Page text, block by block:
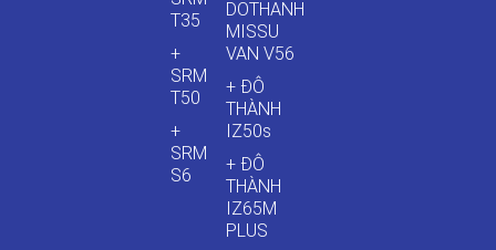
T35
+
SRM
T50
+
SRM
S6
DOTHANH
MISSU
VAN V56
+ ĐÔ
THÀNH
IZ50s
+ ĐÔ
THÀNH
IZ65M
PLUS